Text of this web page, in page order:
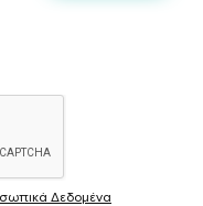
Δεδομένα